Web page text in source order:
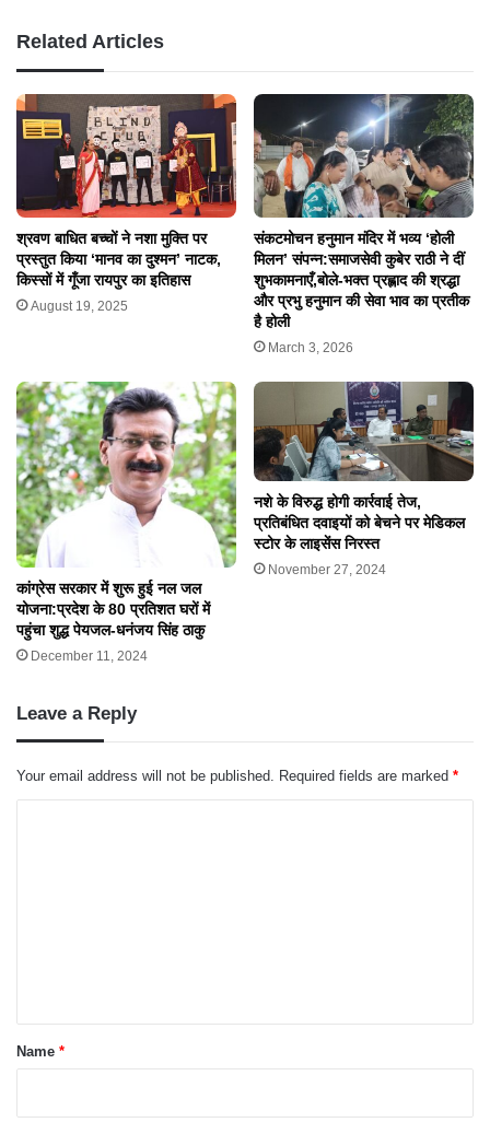
Related Articles
श्रवण बाधित बच्चों ने नशा मुक्ति पर
प्रस्तुत किया ‘मानव का दुश्मन’ नाटक,
किस्सों में गूँजा रायपुर का इतिहास
August 19, 2025
संकटमोचन हनुमान मंदिर में भव्य ‘होली
मिलन’ संपन्न:समाजसेवी कुबेर राठी ने दीं
शुभकामनाएँ,बोले-भक्त प्रह्लाद की श्रद्धा
और प्रभु हनुमान की सेवा भाव का प्रतीक
है होली
March 3, 2026
कांग्रेस सरकार में शुरू हुई नल जल
योजना:प्रदेश के 80 प्रतिशत घरों में
पहुंचा शुद्ध पेयजल-धनंजय सिंह ठाकु
December 11, 2024
नशे के विरुद्ध होगी कार्रवाई तेज,
प्रतिबंधित दवाइयों को बेचने पर मेडिकल
स्टोर के लाइसेंस निरस्त
November 27, 2024
Leave a Reply
Your email address will not be published. Required fields are marked *
*Name *